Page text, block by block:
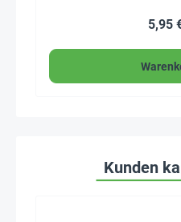
5,95
Kunden